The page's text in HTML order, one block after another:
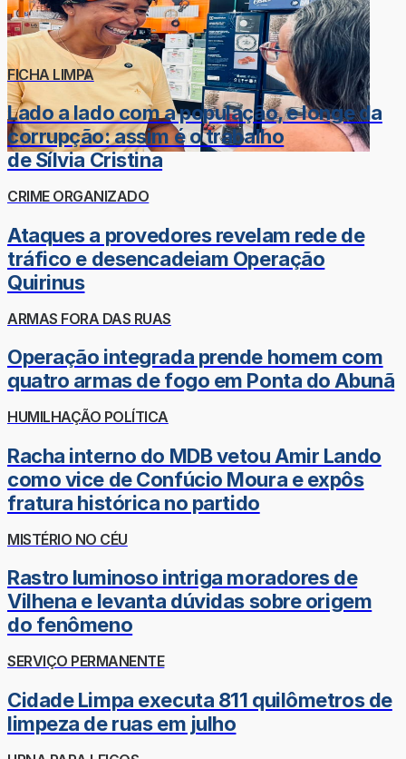
FICHA LIMPA
Lado a lado com a população, e longe da
corrupção: assim é o trabalho
de Sílvia Cristina
CRIME ORGANIZADO
Ataques a provedores revelam rede de
tráfico e desencadeiam Operação
Quirinus
ARMAS FORA DAS RUAS
Operação integrada prende homem com
quatro armas de fogo em Ponta do Abunã
HUMILHAÇÃO POLÍTICA
Racha interno do MDB vetou Amir Lando
como vice de Confúcio Moura e expôs
fratura histórica no partido
MISTÉRIO NO CÉU
Rastro luminoso intriga moradores de
Vilhena e levanta dúvidas sobre origem
do fenômeno
SERVIÇO PERMANENTE
Cidade Limpa executa 811 quilômetros de
limpeza de ruas em julho